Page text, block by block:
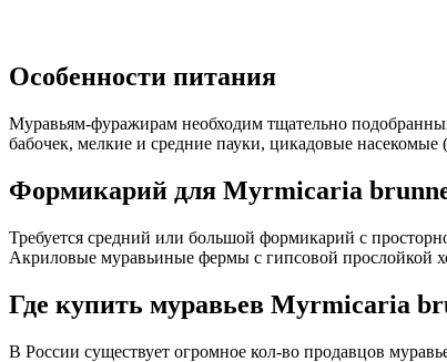
Особенности питания
Муравьям-фуражирам необходим тщательно
бабочек, мелкие и средние пауки, цикадовые
Формикарий для Myrmicaria
Требуется средний или большой формикарий с
Акриловые муравьиные фермы с гипсовой прослойкой
Где купить муравьев Myrmicaria
В России существует огромное кол-во продавцов